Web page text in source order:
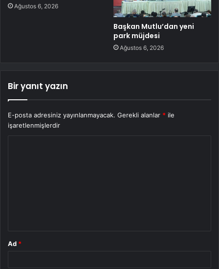
Ağustos 6, 2026
Başkan Mutlu’dan yeni
park müjdesi
Ağustos 6, 2026
Bir yanıt yazın
E-posta adresiniz yayınlanmayacak. Gerekli alanlar * ile
işaretlenmişlerdir
Ad *